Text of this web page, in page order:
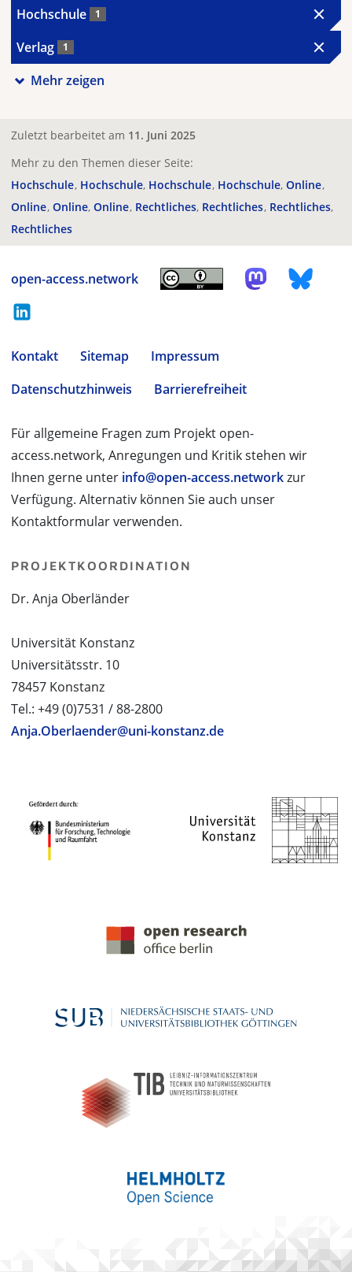
Hochschule 1
Verlag 1
Mehr zeigen
Zuletzt bearbeitet am 11. Juni 2025
Mehr zu den Themen dieser Seite:
Hochschule Hochschule Hochschule Hochschule Online
Online Online Online Rechtliches Rechtliches Rechtliches
Rechtliches
open-access.network
Kontakt Sitemap
Impressum
Datenschutzhinweis
Barrierefreiheit
Für allgemeine Fragen zum Projekt open-
access.network, Anregungen und Kritik stehen wir
Ihnen gerne unter info@open-access.networkzur
Verfügung. Alternativ können Sie auch unser
Kontaktformular verwenden.
PROJEKTKOORDINATION
Dr. Anja Oberländer
Universität Konstanz
Universitätsstr. 10
78457 Konstanz
Tel.: +49 (0)7531 / 88-2800
Anja.Oberlaender@uni-konstanz.de